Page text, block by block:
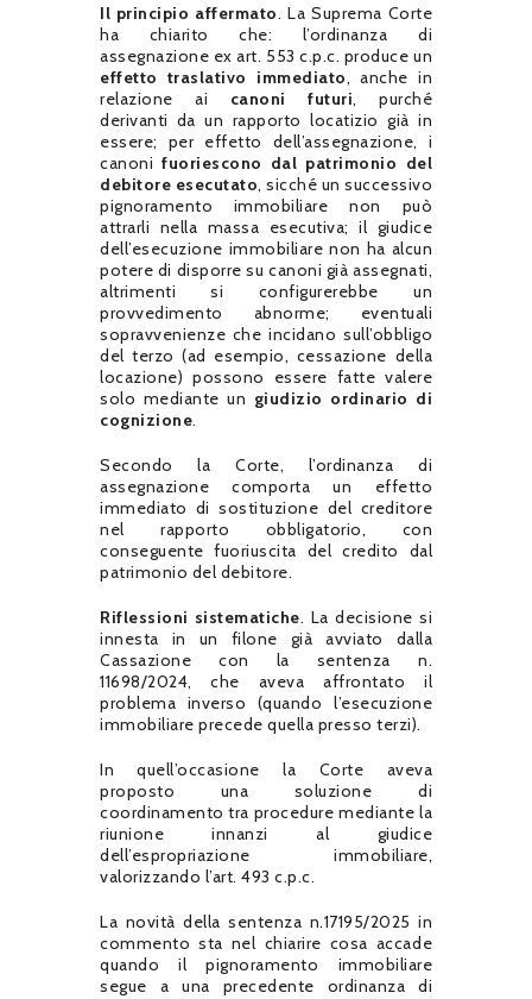
Il principio affermato. La Suprema Corte
ha chiarito che: l’ordinanza di
assegnazione ex art. 553 c.p.c. produce un
effetto traslativo immediato, anche in
relazione ai canoni futuri, purché
derivanti da un rapporto locatizio già in
essere; per effetto dell’assegnazione, i
canonifuoriescono dal patrimonio del
debitore esecutato, sicché un successivo
pignoramento immobiliare non può
attrarli nella massa esecutiva; il giudice
dell’esecuzione immobiliare non ha alcun
potere di disporre su canoni già assegnati,
altrimenti si configurerebbe un
provvedimento abnorme; eventuali
sopravvenienze che incidano sull’obbligo
del terzo (ad esempio, cessazione della
locazione) possono essere fatte valere
solo mediante un giudizio ordinario di
cognizione.
Secondo la Corte, l’ordinanza di
assegnazione comporta un effetto
immediato di sostituzione del creditore
nel rapporto obbligatorio, con
conseguente fuoriuscita del credito dal
patrimonio del debitore.
Riflessioni sistematiche. La decisione si
innesta in un filone già avviato dalla
Cassazione con la sentenza n.
11698/2024, che aveva affrontato il
problema inverso (quando l’esecuzione
immobiliare precede quella presso terzi).
In quell’occasione la Corte aveva
proposto una soluzione di
coordinamento tra procedure mediante la
riunione innanzi al giudice
dell’espropriazione immobiliare,
valorizzando l’art. 493 c.p.c.
La novità della sentenza n.17195/2025 in
commento sta nel chiarire cosa accade
quando il pignoramento immobiliare
segue a una precedente ordinanza di